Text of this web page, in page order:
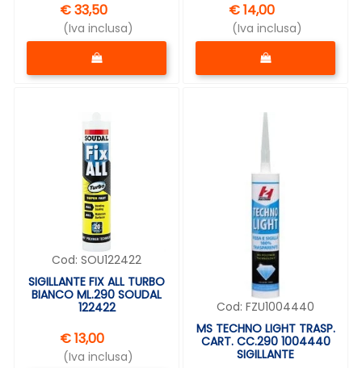
€ 33,50
(Iva inclusa)
Quantità
€ 14,00
(Iva inclusa)
Quantità
Cod: SOU122422
SIGILLANTE FIX ALL TURBO
BIANCO ML.290 SOUDAL
122422
€ 13,00
(Iva inclusa)
Cod: FZU1004440
MS TECHNO LIGHT TRASP.
CART. CC.290 1004440
SIGILLANTE